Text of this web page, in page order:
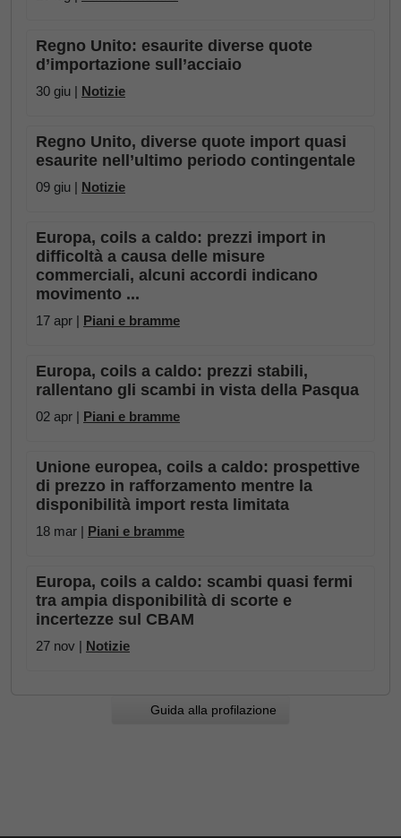
Regno Unito: esaurite diverse quote
d’importazione sull’acciaio
30 giu | Notizie
Regno Unito, diverse quote import quasi
esaurite nell’ultimo periodo contingentale
09 giu | Notizie
Europa, coils a caldo: prezzi import in
difficoltà a causa delle misure
commerciali, alcuni accordi indicano
movimento ...
17 apr | Piani e bramme
Europa, coils a caldo: prezzi stabili,
rallentano gli scambi in vista della Pasqua
02 apr | Piani e bramme
Unione europea, coils a caldo: prospettive
di prezzo in rafforzamento mentre la
disponibilità import resta limitata
18 mar | Piani e bramme
Europa, coils a caldo: scambi quasi fermi
tra ampia disponibilità di scorte e
incertezze sul CBAM
27 nov | Notizie
Guida alla profilazione